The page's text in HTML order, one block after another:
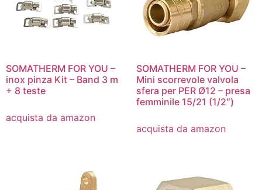
SOMATHERM FOR YOU –
inox pinza Kit – Band 3 m
+ 8 teste
acquista da amazon
SOMATHERM FOR YOU –
Mini scorrevole valvola
sfera per PER Ø12 – presa
femminile 15/21 (1/2″)
acquista da amazon